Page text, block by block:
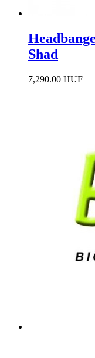
Shad
7,290.00 HUF